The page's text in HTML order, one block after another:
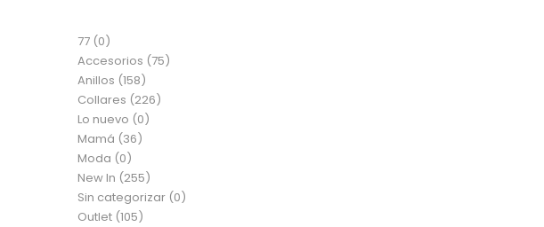
77 (0)
Accesorios (75)
Anillos (158)
Collares (226)
Lo nuevo (0)
Mamá (36)
Moda (0)
New In (255)
Sin categorizar (0)
Outlet (105)